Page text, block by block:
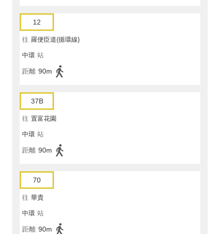
12
往 羅便臣道(循環線)
中環 站
距離 90m
37B
往 置富花園
中環 站
距離 90m
70
往 華貴
中環 站
距離 90m